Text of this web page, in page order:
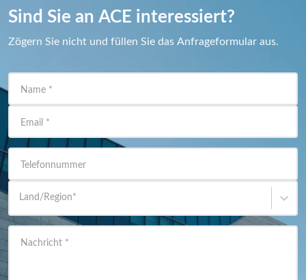
Sind Sie an ACE interessiert?
Zögern Sie nicht und füllen Sie das Anfrageformular aus.
Name *
Email *
Telefonnummer
Land/Region*
Nachricht *